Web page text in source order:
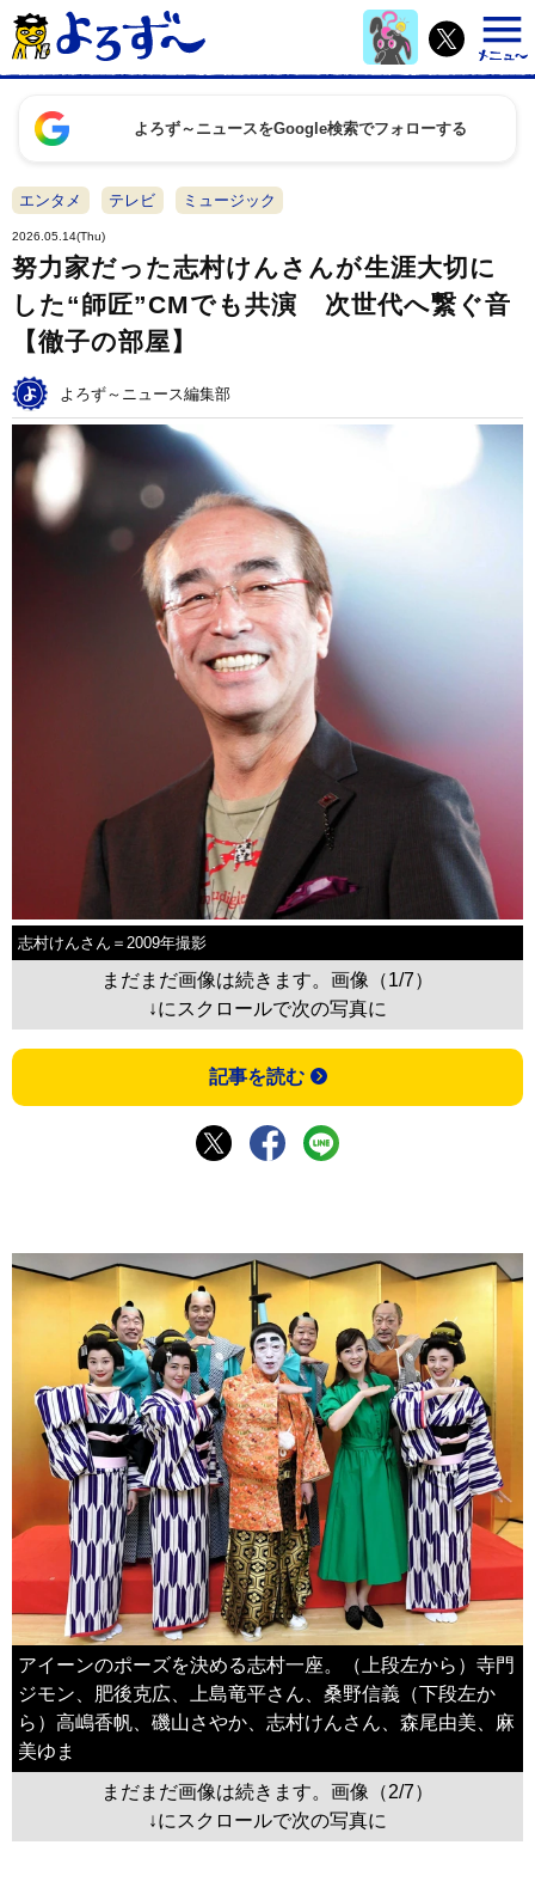
よろず～ニュースをGoogle検索でフォローする
エンタメ テレビ ミュージック
2026.05.14(Thu)
努力家だった志村けんさんが生涯大切に
した“師匠”CMでも共演 次世代へ繋ぐ音
【徹子の部屋】
よろず～ニュース編集部
志村けんさん＝2009年撮影
まだまだ画像は続きます。画像（1/7）
↓にスクロールで次の写真に
記事を読む
アイーンのポーズを決める志村一座。（上段左から）寺門
ジモン、肥後克広、上島竜平さん、桑野信義（下段左か
ら）高嶋香帆、磯山さやか、志村けんさん、森尾由美、麻
美ゆま
まだまだ画像は続きます。画像（2/7）
↓にスクロールで次の写真に